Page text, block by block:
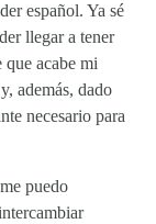
español. Ya sé
llegar a tener
que acabe mi
además, dado
necesario para
puedo